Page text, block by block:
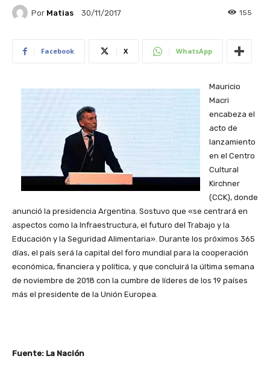
Por Matias 30/11/2017 155
Facebook X WhatsApp
Mauricio
Macri
encabeza el
acto de
lanzamiento
en el Centro
Cultural
Kirchner
(CCK), donde
anunció la presidencia Argentina. Sostuvo que «se centrará en
aspectos como la Infraestructura, el futuro del Trabajo y la
Educación y la Seguridad Alimentaria». Durante los próximos 365
días, el país será la capital del foro mundial para la cooperación
económica, financiera y política, y que concluirá la última semana
de noviembre de 2018 con la cumbre de líderes de los 19 países
más el presidente de la Unión Europea.
Fuente: La Nación